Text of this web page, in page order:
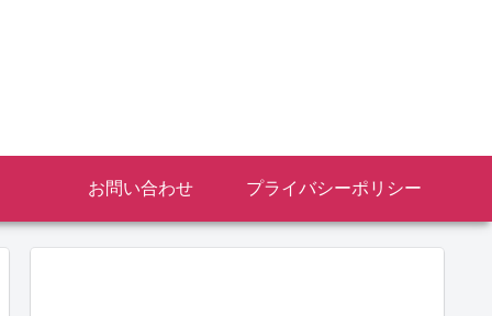
お問い合わせ プライバシーポリシー